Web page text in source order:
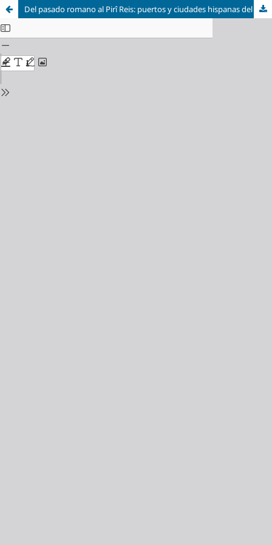
Del pasado romano al Pirî Reis: puertos y ciudades hispanas del Mediterráneo antiguo y medieval